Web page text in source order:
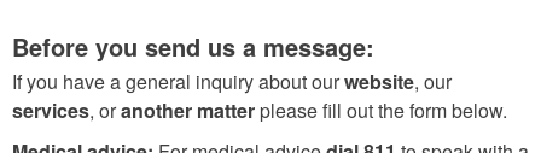
Before you send us a message:
If you have a general inquiry about ourwebsite, our
services, oranother matterplease fill out the form below.